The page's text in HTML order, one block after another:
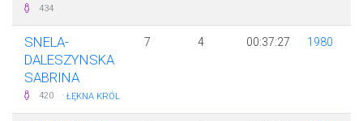
434
SNELA-
DALESZYNSKA
SABRINA
420 · ŁĘKNA KRÓL
7 4 00:37:27 1980